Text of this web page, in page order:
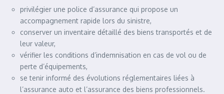
privilégier une police d’assurance qui propose un
accompagnement rapide lors du sinistre,
conserver un inventaire détaillé des biens transportés et de
leur valeur,
vérifier les conditions d’indemnisation en cas de vol ou de
perte d’équipements,
se tenir informé des évolutions réglementaires liées à
l’assurance auto et l’assurance des biens professionnels.